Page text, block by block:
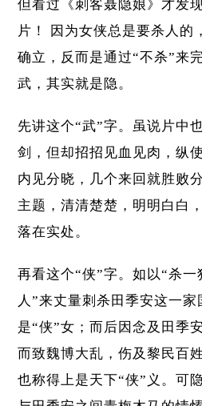
但看过《刺客聂隐娘》才发
片！ 因为女侠总是要杀人的
确立，反而是通过“不杀”来
武，其实就是隐。
先讲这个“武”字。虽说片中
剑，但却招招见血见肉，纵
内见分晓，几个来回就胜败
主题，清清楚楚，明明白白
落在实处。
再看这个“侠”字。如以“杀
人”来丈量刺杀田季安这一家
是“侠”女；而后因念及田季
而致魏博大乱，伤及黎民百
也称得上是天下“侠”义。可